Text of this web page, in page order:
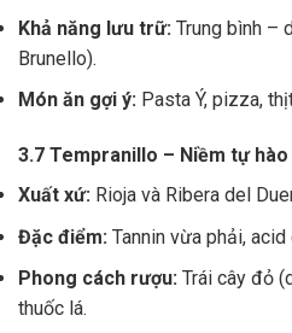
Khả năng lưu trữ: Trung bình –
Brunello).
Món ăn gợi ý: Pasta Ý, pizza,
3.7 Tempranillo – Niềm tự hào
Xuất xứ: Rioja và Ribera del
Đặc điểm: Tannin vừa phải, acid
Phong cách rượu: Trái cây đỏ
thuốc lá.